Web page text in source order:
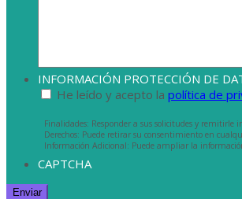
INFORMACIÓN PROTECCIÓN DE
He leído y acepto la política de
Finalidades: Responder a sus solicitudes y remitirle
Derechos: Puede retirar su consentimiento en
Información Adicional: Puede ampliar la
CAPTCHA